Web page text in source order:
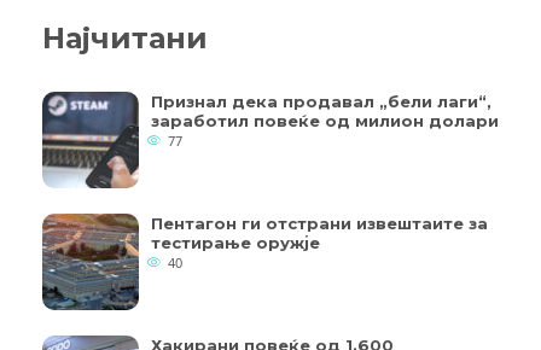
Најчитани
Признал дека продавал „бели лаги“,
заработил повеќе од милион долари
77
Пентагон ги отстрани извештаите за
тестирање оружје
40
Хакирани повеќе од 1.600